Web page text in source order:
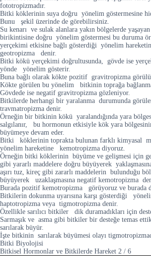
fototropizmadır.
Bitki köklerinin suya doğru yönelim göstermesine
Bunu şekil üzerinde de görebilirsiniz.
Su kenarı ve sulak alanlara yakın bölgelerde
birikintisine doğru yönelim göstermesi bu duruma
yerçekimi etkisine bağlı gösterdiği yönelim
geotropizma denir.
Bitki kökü yerçekimi doğrultusunda, gövde ise
yönde yönelim gösterir.
Buna bağlı olarak kökte pozitif gravitropizma
Kökte görülen bu yönelim bitkinin toprağa
Gövdede ise negatif gravitropizma gözleniyor.
Bitkilerde herhangi bir yaralanma durumunda
travmatropizma denir.
Örneğin bir bitkinin kökü yaralandığında yara
salgılanır, bu hormonun etkisiyle kök yara
büyümeye devam eder.
Bitki köklerinin toprakta bulunan farklı kimyasal
yönelim hareketine kemotropizma diyoruz.
Örneğin bitki köklerinin büyüme ve gelişmesi için
gibi yararlı maddelere doğru büyüyerek
aşırı tuz, kireç gibi zararlı maddelerin bulunduğu
büyüyerek uzaklaşmasına negatif kemotropizma
Burada pozitif kemotropizma görüyoruz ve burada
Bitkilerin dokunma uyarısına karşı gösterdiği
haptotropizma veya tigmotropizma denir.
Özellikle sarılıcı bitkiler dik duramadıkları için
Sarmaşık ve asma gibi bitkiler bir desteğe temas
sarılarak büyür.
İşte bitkinin sarılarak büyümesi olayı
Bitki Biyolojisi
Bitkisel Hormonlar ve Bitkilerde Hareket 2 / 6